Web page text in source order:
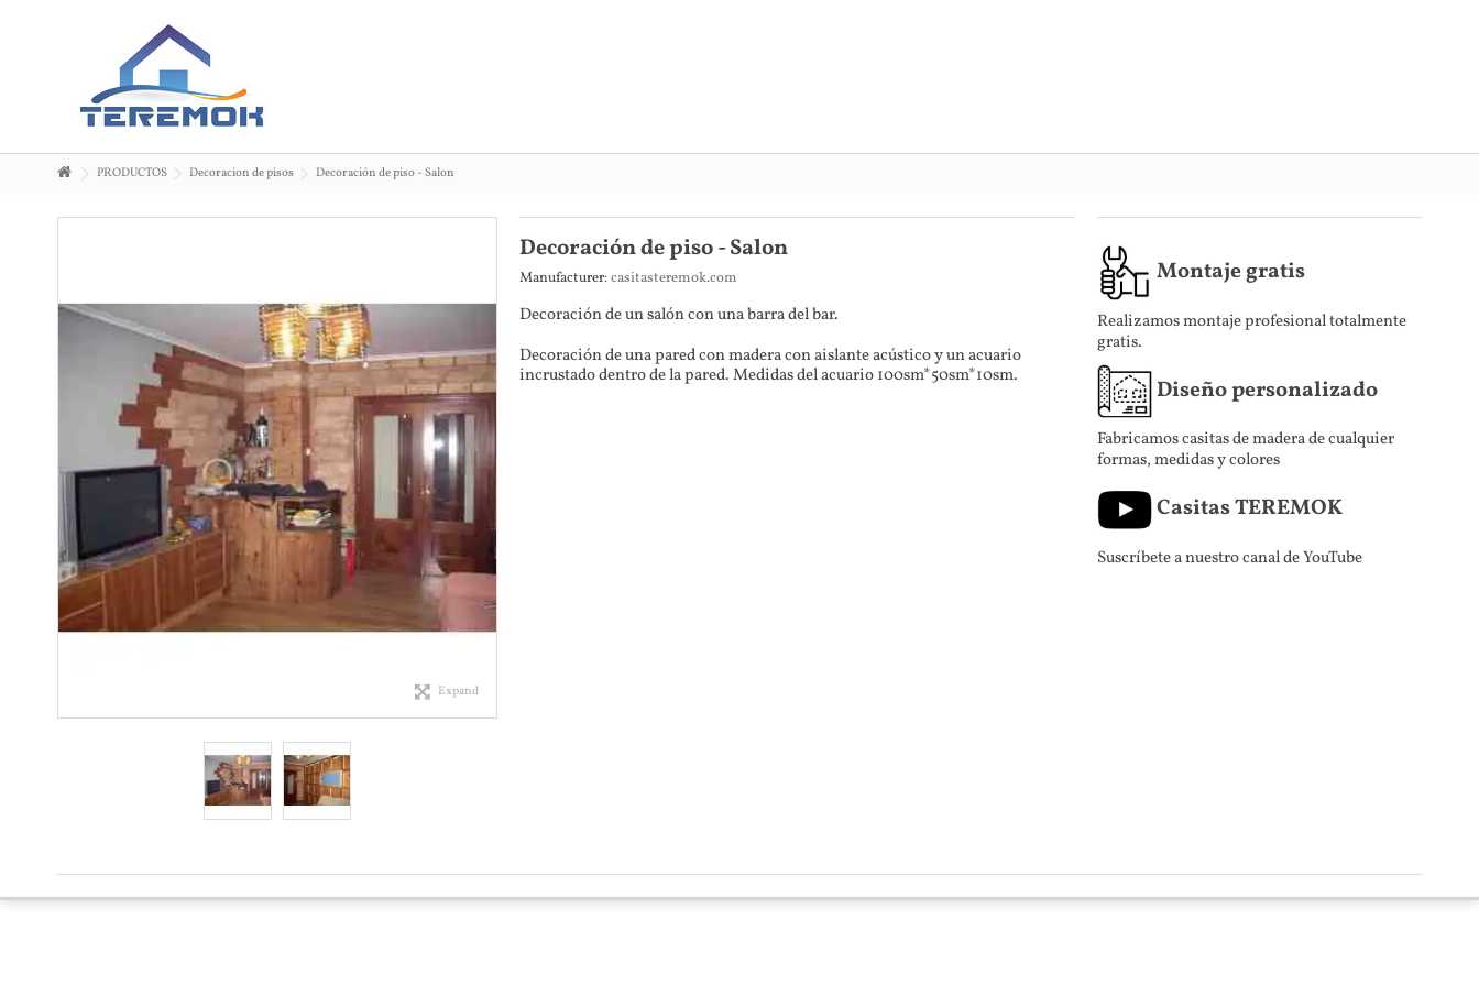
PRODUCTOS Decoracion de pisos Decoración de piso - Salon
Expand
Decoración de piso - Salon
Manufacturer:casitasteremok.com
Decoración de un salón con una barra del bar.
Decoración de una pared con madera con aislante acústico y un acuario
incrustado dentro de la pared. Medidas del acuario 100sm*50sm*10sm.
Montaje gratis
Realizamos montaje profesional totalmente
gratis.
Diseño personalizado
Fabricamos casitas de madera de cualquier
formas, medidas y colores
Casitas TEREMOK
Suscríbete a nuestro canal de YouTube